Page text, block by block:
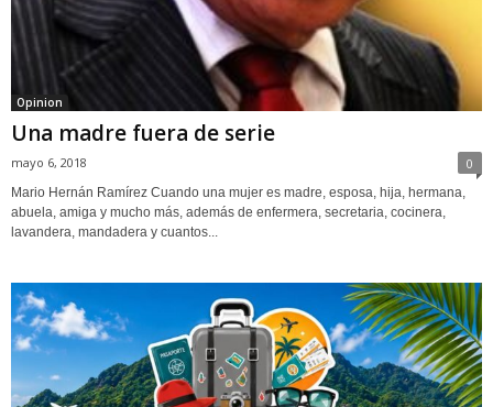
Opinion
Una madre fuera de serie
mayo 6, 2018 0
Mario Hernán Ramírez Cuando una mujer es madre, esposa, hija, hermana,
abuela, amiga y mucho más, además de enfermera, secretaria, cocinera,
lavandera, mandadera y cuantos...